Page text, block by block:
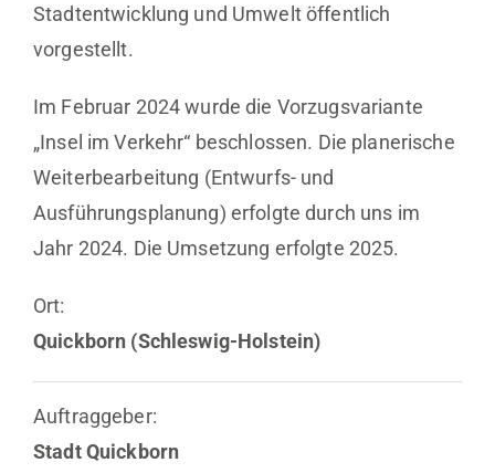
Stadtentwicklung und Umwelt öffentlich
vorgestellt.
Im Februar 2024 wurde die Vorzugsvariante
„Insel im Verkehr“ beschlossen. Die planerische
Weiterbearbeitung (Entwurfs- und
Ausführungsplanung) erfolgte durch uns im
Jahr 2024. Die Umsetzung erfolgte 2025.
Ort:
Quickborn (Schleswig-Holstein)
Auftraggeber:
Stadt Quickborn